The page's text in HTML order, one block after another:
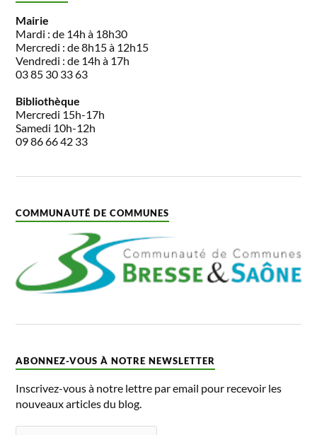
Mairie
Mardi : de 14h à 18h30
Mercredi : de 8h15 à 12h15
Vendredi : de 14h à 17h
03 85 30 33 63
Bibliothèque
Mercredi 15h-17h
Samedi 10h-12h
09 86 66 42 33
COMMUNAUTÉ DE COMMUNES
ABONNEZ-VOUS À NOTRE NEWSLETTER
Inscrivez-vous à notre lettre par email pour recevoir les
nouveaux articles du blog.